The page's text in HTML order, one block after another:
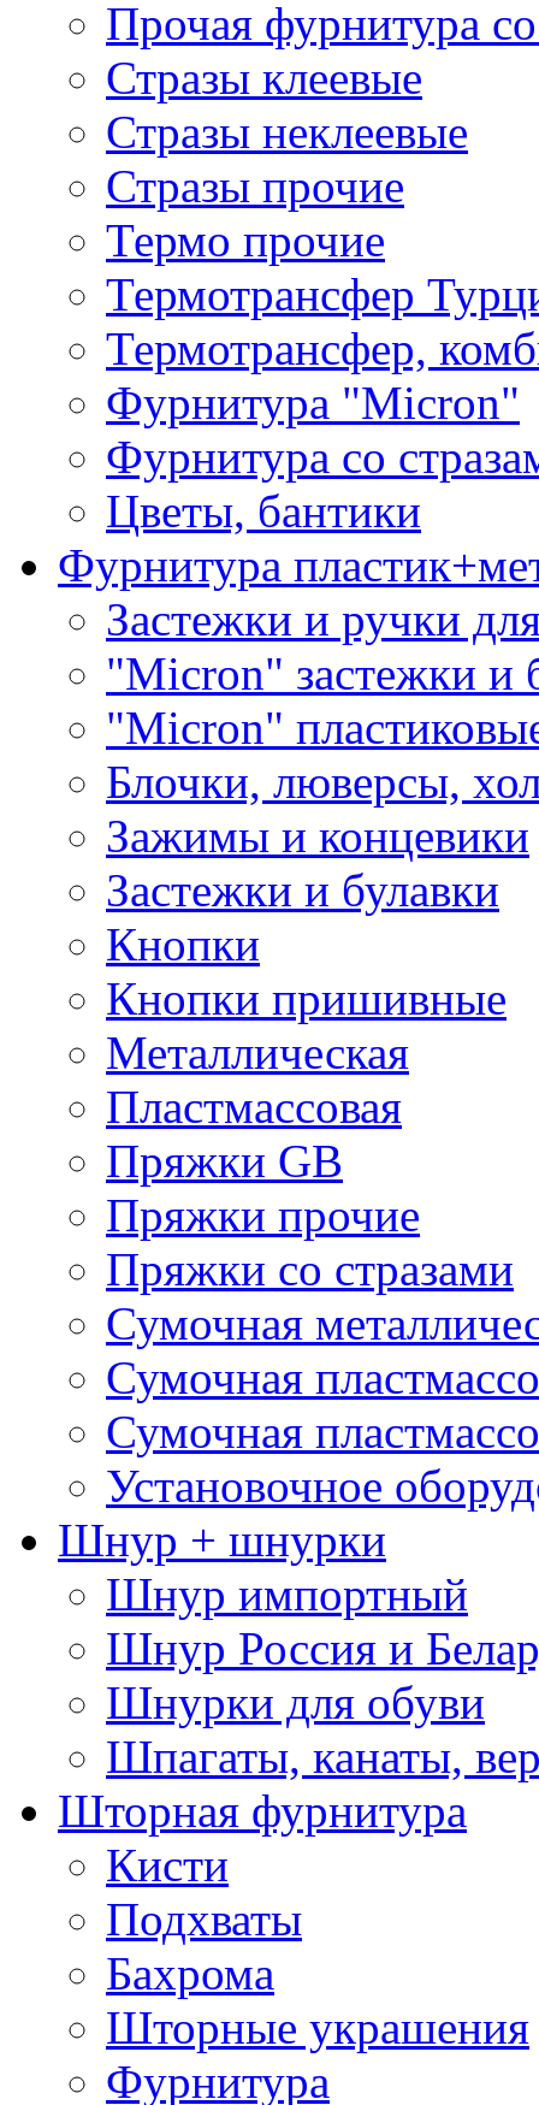
Прочая фурнитура
Стразы клеевые
Стразы неклеевые
Стразы прочие
Термо прочие
Термотрансфер
Термотрансфер,
Фурнитура "Micron"
Фурнитура со
Цветы, бантики
Фурнитура
Застежки и ручки
"Micron" застежки и
"Micron"
Блочки, люверсы,
Зажимы и концевики
Застежки и булавки
Кнопки
Кнопки пришивные
Металлическая
Пластмассовая
Пряжки GB
Пряжки прочие
Пряжки со стразами
Сумочная
Сумочная
Сумочная
Установочное
Шнур + шнурки
Шнур импортный
Шнур Россия и
Шнурки для обуви
Шпагаты, канаты,
Шторная фурнитура
Кисти
Подхваты
Бахрома
Шторные украшения
Фурнитура